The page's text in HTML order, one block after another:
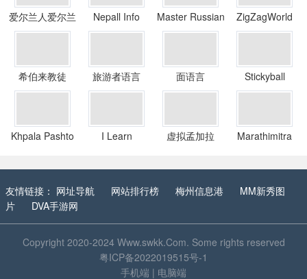
爱尔兰人爱尔兰
语教程
Nepall Info Master Russian ZigZagWorld
希伯来教徒 旅游者语言 面语言 Stickyball
Khpala Pashto
I Learn
虚拟孟加拉 Marathimitra
友情链接： 网址导航 网站排行榜 梅州信息港
MM新秀图
片
DVA手游网
Copyright 2020-2024 Www.swkk.Com. Some rights reserved
粤ICP备2022019515号-1
手机端 | 电脑端